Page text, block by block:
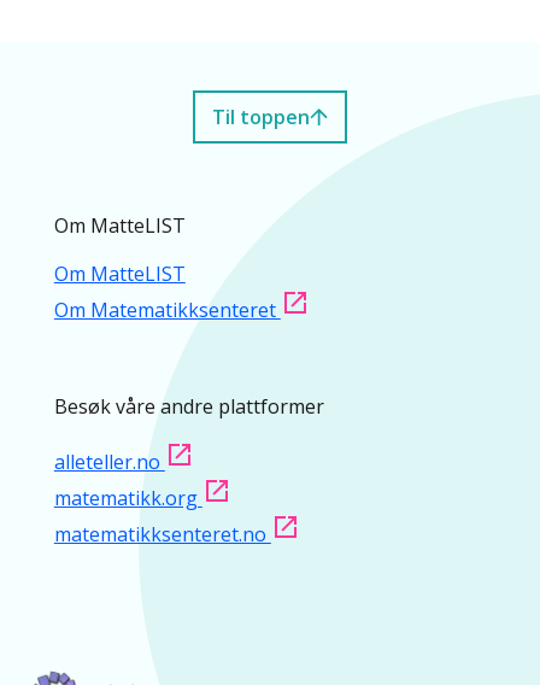
Til toppen
Om MatteLIST
Om MatteLIST
Om Matematikksenteret
Besøk våre andre plattformer
alleteller.no
matematikk.org
matematikksenteret.no